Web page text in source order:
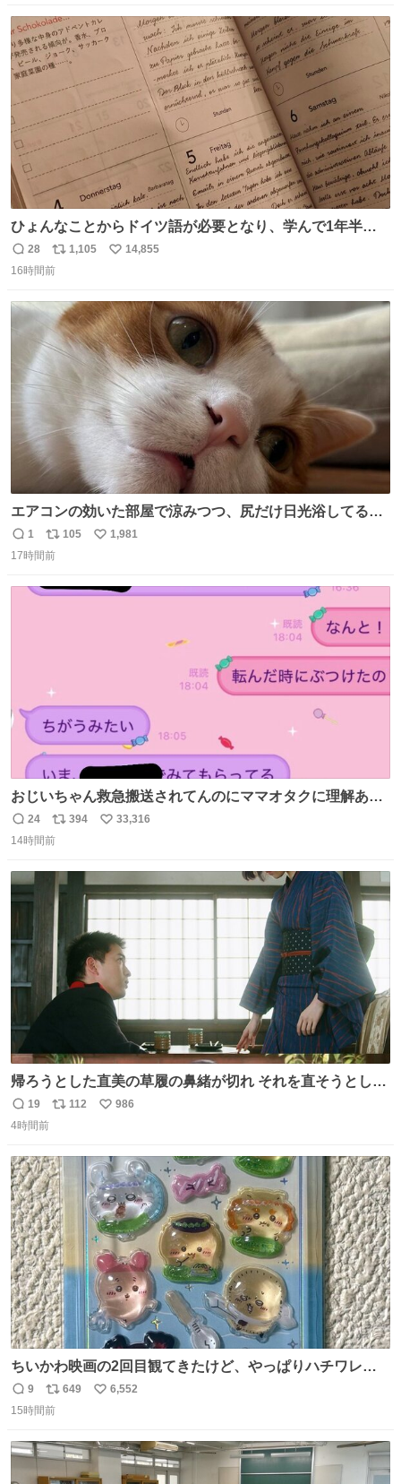
ほしい #DMMバヌーシ
ト
数
数
ひょんなことからドイツ語が必要となり、学んで1年半に
なる。 ちなみに最初の半年で『必携ドイツ文法総まとめ』
と『重要単語4000』を数十周して丸暗記した。読み書きに
Geminiの添削もエラーの指摘は激減し、上級の表現を教え
てもらう今日この頃。
返
信
28
リ
ポ
ト
数
1,105
い
数
14,855
16時間前
エアコンの効いた部屋で涼みつつ、尻だけ日光浴してる猫
もはや貴族じゃん！
返
信
1
リ
ポ
ト
105
い
数
1,981
17時間前
おじいちゃん救急搬送されてんのにママオタクに理解あっ
て不謹慎だけどウケる
返
信
24
リ
ポ
ト
数
394
い
数
33,316
14時間前
帰ろうとした直美の草履の鼻緒が切れ それを直そうとした
小川がさらに壊し…… 結果、直美をおんぶして送ることに
なりました。 👇鼻緒はいつも恋のキューピッド？
薫る 上坂樹里 甲斐翔真
返
信
19
リ
ト
数
112
い
数
986
4時間前
ちいかわ映画の2回目観てきたけど、やっぱりハチワレの
「ハモりすごいよッ…」に対するちいかわの「エ゛ッ!?(い
まそんな場合じゃねぇだろお前よぉ)」が面白すぎる。
返
信
9
リ
ポ
ト
649
い
数
6,552
15時間前